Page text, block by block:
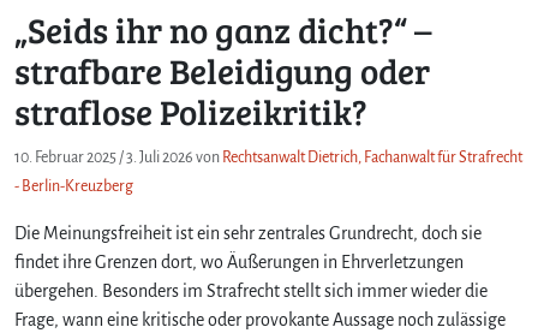
„Seids ihr no ganz dicht?“ –
strafbare Beleidigung oder
straflose Polizeikritik?
10. Februar 2025 /3. Juli 2026 von Rechtsanwalt Dietrich, Fachanwalt für Strafrecht
- Berlin-Kreuzberg
Die Meinungsfreiheit ist ein sehr zentrales Grundrecht, doch sie
findet ihre Grenzen dort, wo Äußerungen in Ehrverletzungen
übergehen. Besonders im Strafrecht stellt sich immer wieder die
Frage, wann eine kritische oder provokante Aussage noch zulässige